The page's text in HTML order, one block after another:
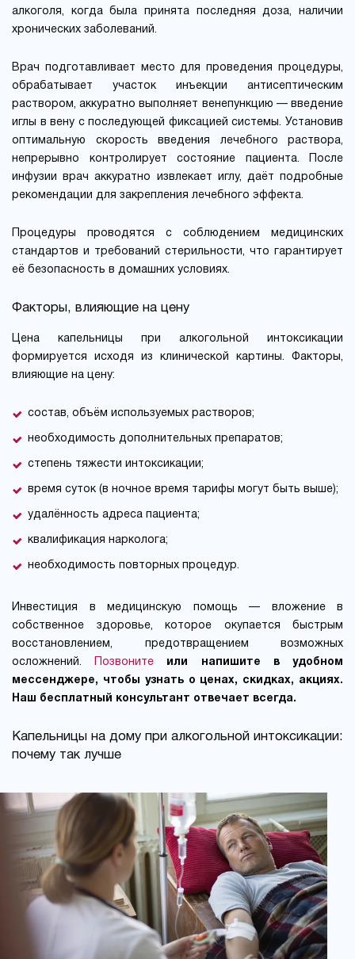
алкоголя, когда была принята последняя доза, наличии
хронических заболеваний.
Врач подготавливает место для проведения процедуры,
обрабатывает участок инъекции антисептическим
раствором, аккуратно выполняет венепункцию — введение
иглы в вену с последующей фиксацией системы. Установив
оптимальную скорость введения лечебного раствора,
непрерывно контролирует состояние пациента. После
инфузии врач аккуратно извлекает иглу, даёт подробные
рекомендации для закрепления лечебного эффекта.
Процедуры проводятся с соблюдением медицинских
стандартов и требований стерильности, что гарантирует
её безопасность в домашних условиях.
Факторы, влияющие на цену
Цена капельницы при алкогольной интоксикации
формируется исходя из клинической картины. Факторы,
влияющие на цену:
состав, объём используемых растворов;
необходимость дополнительных препаратов;
степень тяжести интоксикации;
время суток (в ночное время тарифы могут быть выше);
удалённость адреса пациента;
квалификация нарколога;
необходимость повторных процедур.
Инвестиция в медицинскую помощь — вложение в
собственное здоровье, которое окупается быстрым
восстановлением, предотвращением возможных
осложнений.
Позвоните или напишите в удобном
мессенджере, чтобы узнать о ценах, скидках, акциях.
Наш бесплатный консультант отвечает всегда.
Капельницы на дому при алкогольной интоксикации:
почему так лучше